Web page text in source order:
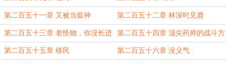
第二百五十一章 又被当瘟神 第二百五十二章 林深时见鹿
第二百五十三章 老怪物，你没长进
啊
第二百五十四章 顶尖药师的战斗方
式
第二百五十五章 移民 第二百五十六章 没义气